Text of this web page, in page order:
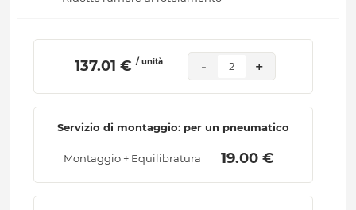
137.01 € / unità - 2 +
Servizio di montaggio: per un pneumatico
Montaggio + Equilibratura 19.00 €